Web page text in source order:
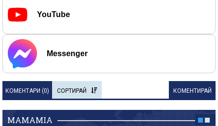
YouTube
Messenger
КОМЕНТАРИ (0) СОРТИРАЙ КОМЕНТИРАЙ
MAMAMIA